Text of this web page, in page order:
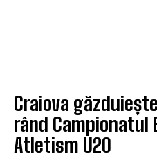
Craiova
rând Campionatul
Atletism U20